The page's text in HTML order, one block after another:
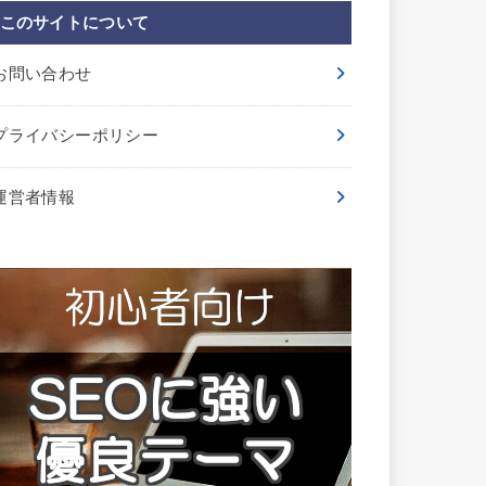
このサイトについて
問い合わせ
ライバシーポリシー
営者情報